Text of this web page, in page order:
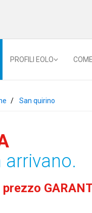
PROFILI EOLO
San quirino